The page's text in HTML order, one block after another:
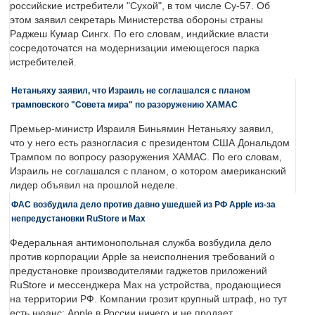
российские истребители "Сухой", в том числе Су-57. Об
этом заявил секретарь Министерства обороны страны
Раджеш Кумар Сингх. По его словам, индийские власти
сосредоточатся на модернизации имеющегося парка
истребителей.
Нетаньяху заявил, что Израиль не соглашался с планом
трамповского "Совета мира" по разоружению ХАМАС
Премьер-министр Израиля Биньямин Нетаньяху заявил,
что у него есть разногласия с президентом США Дональдом
Трампом по вопросу разоружения ХАМАС. По его словам,
Израиль не соглашался с планом, о котором американский
лидер объявил на прошлой неделе.
ФАС возбудила дело против давно ушедшей из РФ Apple из-за
непредустановки RuStore и Max
Федеральная антимонопольная служба возбудила дело
против корпорации Apple за неисполнения требований о
предустановке производителями гаджетов приложений
RuStore и мессенджера Max на устройства, продающиеся
на территории РФ. Компании грозит крупный штраф, но тут